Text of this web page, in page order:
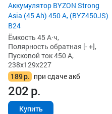
Аккумулятор BYZON Strong
Asia (45 Ah) 450 А, (BYZ450JS)
B24
Ёмкость 45 А·ч,
Полярность обратная [- +],
Пусковой ток 450 А,
238x129x227
189р. при сдаче акб
202р.
Купить